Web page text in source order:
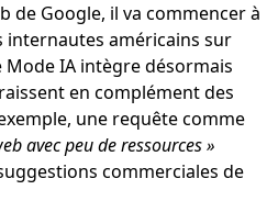
de Google, il va commencer à
internautes américains sur
IA intègre désormais
en complément des
une requête comme
avec peu de ressources »
commerciales de